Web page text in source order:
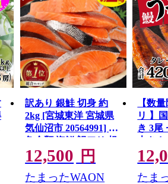
訳あり 銀鮭 切身 約
2kg [宮城東洋 宮城県
気仙沼市 20564991] 鮭
魚介類 海鮮 訳アリ 規
格外 不揃い さけ サケ
鮭切身 シャケ 切り身
冷凍 家庭用 おかず 弁
12,500 円
たまったWAON
【数
リ 】
き 3尾
大き
レ・
鰻 ふ
な重
たま